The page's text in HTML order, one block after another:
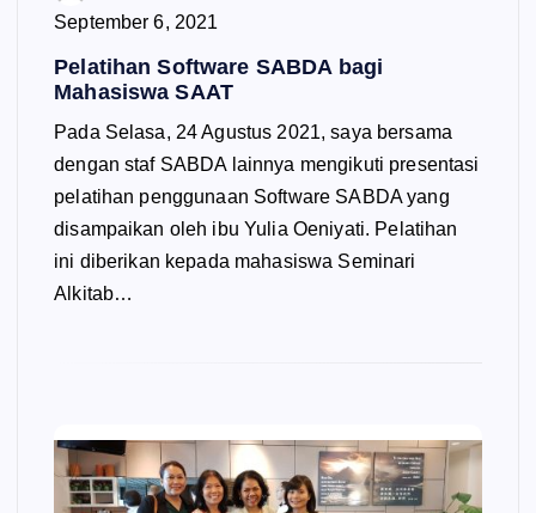
September 6, 2021
Pelatihan Software SABDA bagi
Mahasiswa SAAT
Pada Selasa, 24 Agustus 2021, saya bersama
dengan staf SABDA lainnya mengikuti presentasi
pelatihan penggunaan Software SABDA yang
disampaikan oleh ibu Yulia Oeniyati. Pelatihan
ini diberikan kepada mahasiswa Seminari
Alkitab…